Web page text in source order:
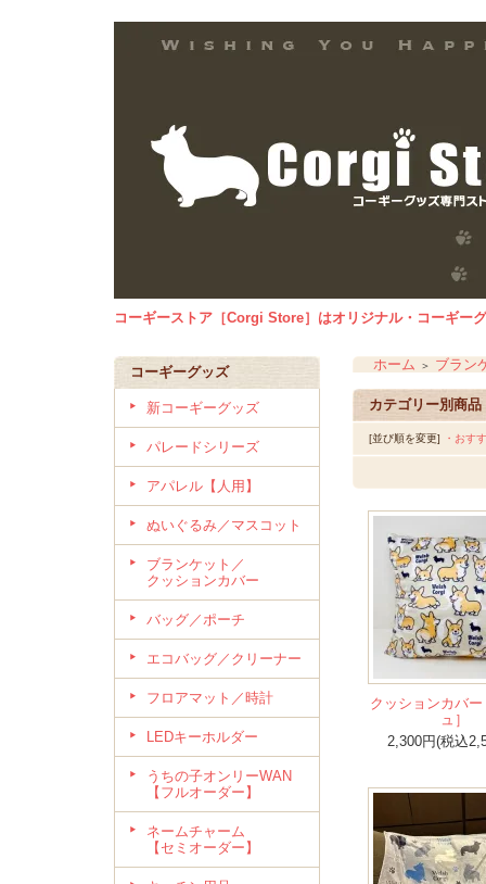
コーギーストア［Corgi Store］はオリジナル・コーギー
コーギーグッズ
新コーギーグッズ
パレードシリーズ
アパレル【人用】
ぬいぐるみ／マスコット
ブランケット／
クッションカバー
バッグ／ポーチ
エコバッグ／クリーナー
フロアマット／時計
LEDキーホルダー
うちの子オンリーWAN
【フルオーダー】
ネームチャーム
【セミオーダー】
ホーム ＞ ブラ
カテゴリー別商品
[並び順を変更] ・おす
クッションカバ
ュ］
2,300円(税込